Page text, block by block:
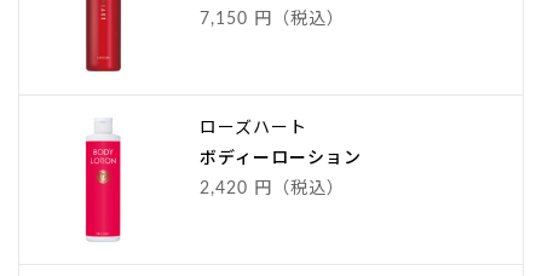
7,150 円（税込）
ローズハート
ボディーローション
2,420 円（税込）